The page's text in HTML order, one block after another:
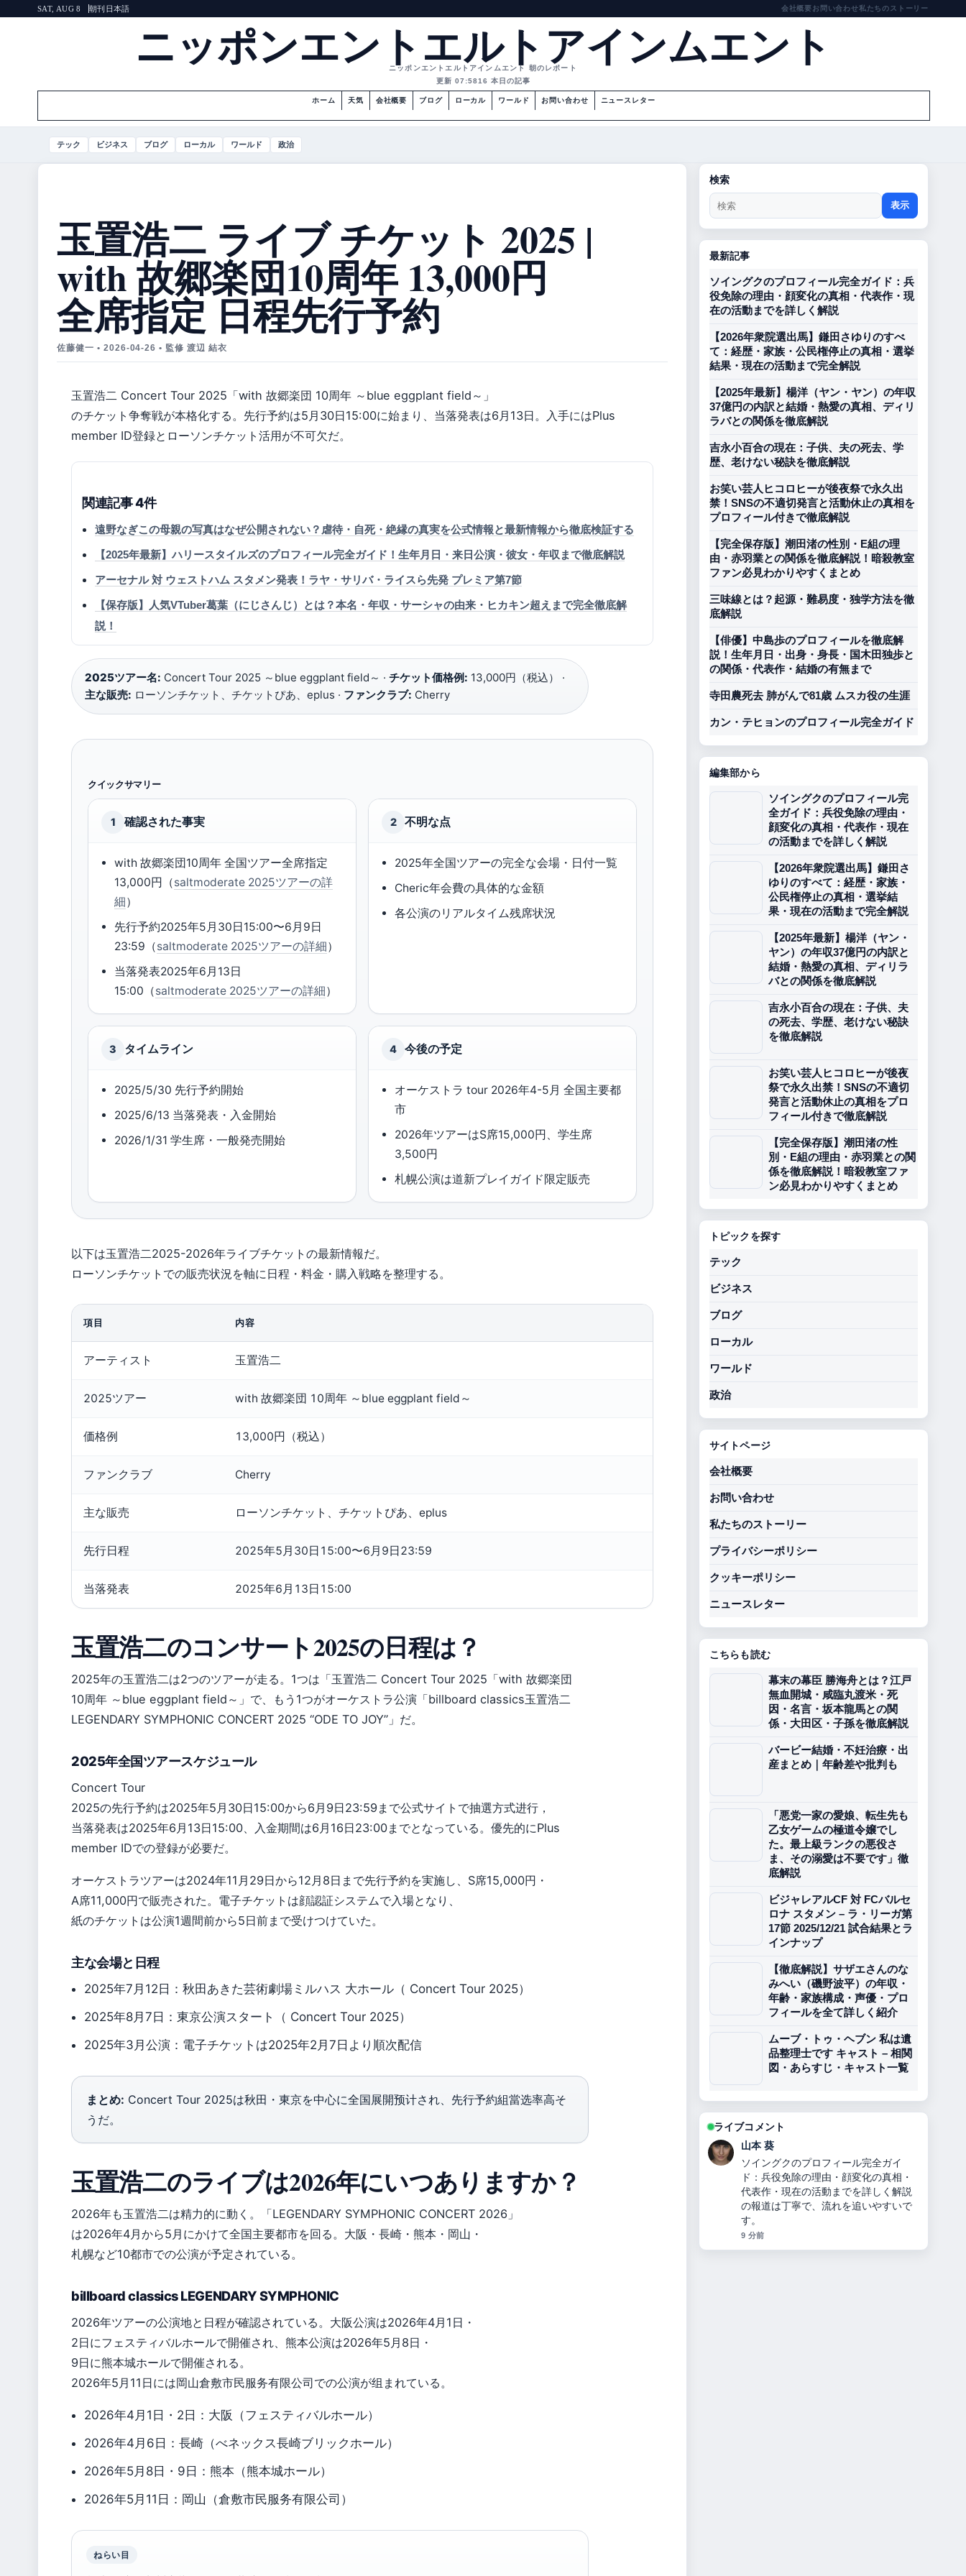
SAT, AUG 8 朝刊 日本語 会社概要お問い合わせ私たちのストーリー
ニッポンエントエルトアインムエント
ニッポンエントエルトアインムエント 朝のレポート
更新 07:5816 本日の記事
ホーム 天気 会社概要 ブログ ローカル ワールド お問い合わせ ニュースレター
テック ビジネス ブログ ローカル ワールド 政治
玉置浩二 ライブ チケット 2025 |
with 故郷楽団10周年 13,000円
全席指定 日程先行予約
佐藤健一 • 2026-04-26 • 監修 渡辺 結衣
玉置浩二 Concert Tour 2025「with 故郷楽団 10周年 ～blue eggplant field～」
のチケット争奪戦が本格化する。先行予約は5月30日15:00に始まり、当落発表は6月13日。入手にはPlus
member ID登録とローソンチケット活用が不可欠だ。
関連記事 4件
遠野なぎこの母親の写真はなぜ公開されない？虐待・自死・絶縁の真実を公式情報と最新情報から徹底検証する
【2025年最新】ハリースタイルズのプロフィール完全ガイド！生年月日・来日公演・彼女・年収まで徹底解説
アーセナル 対 ウェストハム スタメン発表！ラヤ・サリバ・ライスら先発 プレミア第7節
【保存版】人気VTuber葛葉（にじさんじ）とは？本名・年収・サーシャの由来・ヒカキン超えまで完全徹底解
説！
2025ツアー名: Concert Tour 2025 ～blue eggplant field～ · チケット価格例: 13,000円（税込） ·
主な販売: ローソンチケット、チケットぴあ、eplus · ファンクラブ: Cherry
クイックサマリー
1 確認された事実
with 故郷楽団10周年 全国ツアー全席指定
13,000円（saltmoderate 2025ツアーの詳
細）
先行予約2025年5月30日15:00〜6月9日
23:59（saltmoderate 2025ツアーの詳細）
当落発表2025年6月13日
15:00（saltmoderate 2025ツアーの詳細）
2 不明な点
2025年全国ツアーの完全な会場・日付一覧
Cheric年会費の具体的な金額
各公演のリアルタイム残席状況
3 タイムライン
2025/5/30 先行予約開始
2025/6/13 当落発表・入金開始
2026/1/31 学生席・一般発売開始
4 今後の予定
オーケストラ tour 2026年4-5月 全国主要都
市
2026年ツアーはS席15,000円、学生席
3,500円
札幌公演は道新プレイガイド限定販売
以下は玉置浩二2025-2026年ライブチケットの最新情報だ。
ローソンチケットでの販売状況を軸に日程・料金・購入戦略を整理する。
項目 内容
アーティスト 玉置浩二
2025ツアー with 故郷楽団 10周年 ～blue eggplant field～
価格例 13,000円（税込）
ファンクラブ Cherry
主な販売 ローソンチケット、チケットぴあ、eplus
先行日程 2025年5月30日15:00〜6月9日23:59
当落発表 2025年6月13日15:00
玉置浩二のコンサート2025の日程は？
2025年の玉置浩二は2つのツアーが走る。1つは「玉置浩二 Concert Tour 2025「with 故郷楽団
10周年 ～blue eggplant field～」で、もう1つがオーケストラ公演「billboard classics玉置浩二
LEGENDARY SYMPHONIC CONCERT 2025 “ODE TO JOY”」だ。
2025年全国ツアースケジュール
Concert Tour
2025の先行予約は2025年5月30日15:00から6月9日23:59まで公式サイトで抽選方式进行，
当落発表は2025年6月13日15:00、入金期間は6月16日23:00までとなっている。優先的にPlus
member IDでの登録が必要だ。
オーケストラツアーは2024年11月29日から12月8日まで先行予約を実施し、S席15,000円・
A席11,000円で販売された。電子チケットは顔認証システムで入場となり、
紙のチケットは公演1週間前から5日前まで受けつけていた。
主な会場と日程
2025年7月12日：秋田あきた芸術劇場ミルハス 大ホール（ Concert Tour 2025）
2025年8月7日：東京公演スタート（ Concert Tour 2025）
2025年3月公演：電子チケットは2025年2月7日より順次配信
まとめ: Concert Tour 2025は秋田・東京を中心に全国展開预计され、先行予約組當选率高そ
うだ。
玉置浩二のライブは2026年にいつありますか？
2026年も玉置浩二は精力的に動く。「LEGENDARY SYMPHONIC CONCERT 2026」
は2026年4月から5月にかけて全国主要都市を回る。大阪・長崎・熊本・岡山・
札幌など10都市での公演が予定されている。
billboard classics LEGENDARY SYMPHONIC
2026年ツアーの公演地と日程が確認されている。大阪公演は2026年4月1日・
2日にフェスティバルホールで開催され、熊本公演は2026年5月8日・
9日に熊本城ホールで開催される。
2026年5月11日には岡山倉敷市民服务有限公司での公演が组まれている。
2026年4月1日・2日：大阪（フェスティバルホール）
2026年4月6日：長崎（べネックス長崎ブリックホール）
2026年5月8日・9日：熊本（熊本城ホール）
2026年5月11日：岡山（倉敷市民服务有限公司）
ねらい目
検索
表示
最新記事
ソイングクのプロフィール完全ガイド：兵
役免除の理由・顔変化の真相・代表作・現
在の活動までを詳しく解説
【2026年衆院選出馬】鎌田さゆりのすべ
て：経歴・家族・公民権停止の真相・選挙
結果・現在の活動まで完全解説
【2025年最新】楊洋（ヤン・ヤン）の年収
37億円の内訳と結婚・熱愛の真相、ディリ
ラバとの関係を徹底解説
吉永小百合の現在：子供、夫の死去、学
歴、老けない秘訣を徹底解説
お笑い芸人ヒコロヒーが後夜祭で永久出
禁！SNSの不適切発言と活動休止の真相を
プロフィール付きで徹底解説
【完全保存版】潮田渚の性別・E組の理
由・赤羽業との関係を徹底解説！暗殺教室
ファン必見わかりやすくまとめ
三味線とは？起源・難易度・独学方法を徹
底解説
【俳優】中島歩のプロフィールを徹底解
説！生年月日・出身・身長・国木田独歩と
の関係・代表作・結婚の有無まで
寺田農死去 肺がんで81歳 ムスカ役の生涯
カン・テヒョンのプロフィール完全ガイド
編集部から
ソイングクのプロフィール完
全ガイド：兵役免除の理由・
顔変化の真相・代表作・現在
の活動までを詳しく解説
【2026年衆院選出馬】鎌田さ
ゆりのすべて：経歴・家族・
公民権停止の真相・選挙結
果・現在の活動まで完全解説
【2025年最新】楊洋（ヤン・
ヤン）の年収37億円の内訳と
結婚・熱愛の真相、ディリラ
バとの関係を徹底解説
吉永小百合の現在：子供、夫
の死去、学歴、老けない秘訣
を徹底解説
お笑い芸人ヒコロヒーが後夜
祭で永久出禁！SNSの不適切
発言と活動休止の真相をプロ
フィール付きで徹底解説
【完全保存版】潮田渚の性
別・E組の理由・赤羽業との関
係を徹底解説！暗殺教室ファ
ン必見わかりやすくまとめ
トピックを探す
テック
ビジネス
ブログ
ローカル
ワールド
政治
サイトページ
会社概要
お問い合わせ
私たちのストーリー
プライバシーポリシー
クッキーポリシー
ニュースレター
こちらも読む
幕末の幕臣 勝海舟とは？江戸
無血開城・咸臨丸渡米・死
因・名言・坂本龍馬との関
係・大田区・子孫を徹底解説
バービー結婚・不妊治療・出
産まとめ｜年齢差や批判も
「悪党一家の愛娘、転生先も
乙女ゲームの極道令嬢でし
た。最上級ランクの悪役さ
ま、その溺愛は不要です」徹
底解説
ビジャレアルCF 対 FCバルセ
ロナ スタメン – ラ・リーガ第
17節 2025/12/21 試合結果とラ
インナップ
【徹底解説】サザエさんのな
みへい（磯野波平）の年収・
年齢・家族構成・声優・プロ
フィールを全て詳しく紹介
ムーブ・トゥ・ヘブン 私は遺
品整理士です キャスト – 相関
図・あらすじ・キャスト一覧
ライブコメント
山本 葵
ソイングクのプロフィール完全ガイ
ド：兵役免除の理由・顔変化の真相・
代表作・現在の活動までを詳しく解説
の報道は丁寧で、流れを追いやすいで
す。
9 分前